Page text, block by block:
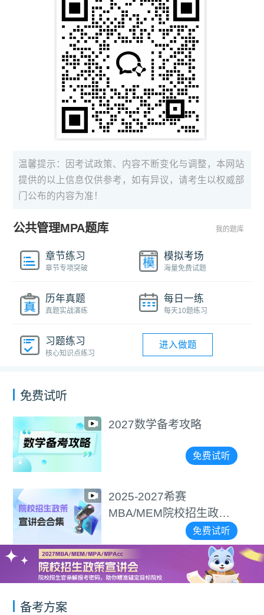
温馨提示：因考试政策、内容不断变化与调整，本网站
提供的以上信息仅供参考，如有异议，请考生以权威部
门公布的内容为准！
公共管理MPA题库 我的题库
章节练习
章节专项突破
模拟考场
海量免费试题
历年真题
真题实战演练
每日一练
每天10题练习
习题练习
核心知识点练习
进入做题
免费试听
2027数学备考攻略
免费试听
2025-2027希赛
MBA/MEM院校招生政策
免费试听
备考方案